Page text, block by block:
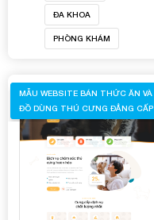
ĐA KHOA
PHÒNG KHÁM
MẪU WEBSITE BÁN THỨC ĂN VÀ
ĐỒ DÙNG THÚ CƯNG ĐẲNG CẤP